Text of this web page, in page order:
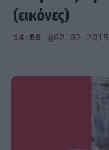
(εικόνες)
14:50 @02-02-2015